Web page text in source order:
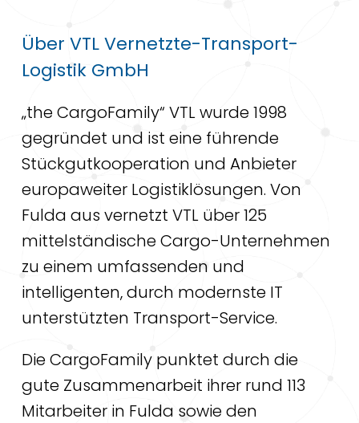
Über VTL Vernetzte-Transport-
Logistik GmbH
„the CargoFamily“ VTL wurde 1998
gegründet und ist eine führende
Stückgutkooperation und Anbieter
europaweiter Logistiklösungen. Von
Fulda aus vernetzt VTL über 125
mittelständische Cargo-Unternehmen
zu einem umfassenden und
intelligenten, durch modernste IT
unterstützten Transport-Service.
Die CargoFamily punktet durch die
gute Zusammenarbeit ihrer rund 113
Mitarbeiter in Fulda sowie den